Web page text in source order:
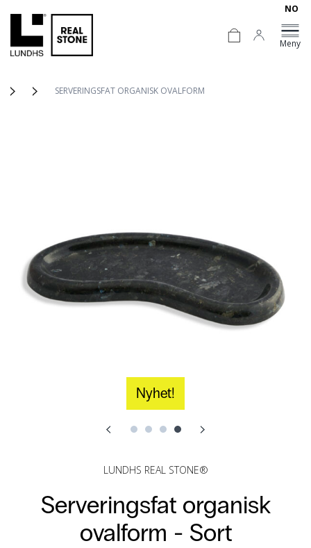
NO
Meny
SERVERINGSFAT ORGANISK OVALFORM
Nyhet!
LUNDHS REAL STONE®
Serveringsfat organisk
ovalform - Sort